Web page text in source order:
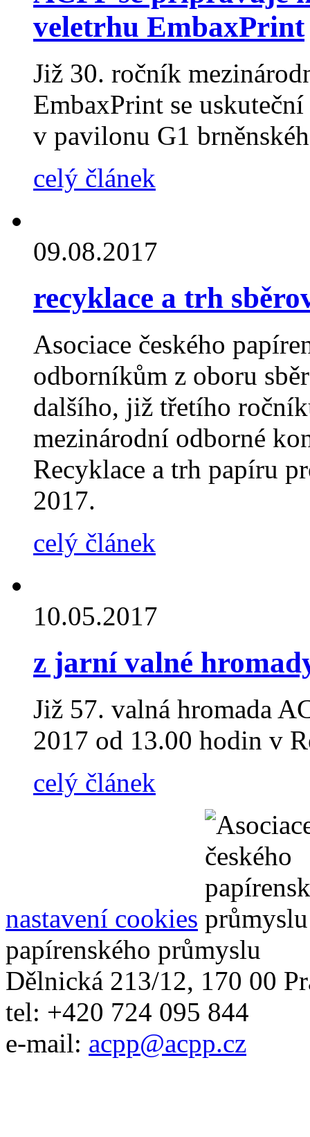
veletrhu EmbaxPrint
Již 30. ročník
EmbaxPrint se
v pavilonu G1
celý článek
09.08.2017
recyklace a trh
Asociace českého
odborníkům z oboru
dalšího, již třetího
mezinárodní odborné
Recyklace a trh papíru
2017.
celý článek
10.05.2017
z jarní valné
Již 57. valná hromada
2017 od 13.00 hodin v
celý článek
nastavení cookies
papírenského průmyslu
Dělnická 213/12, 170 00
tel: +420 724 095 844
e-mail: acpp@acpp.cz